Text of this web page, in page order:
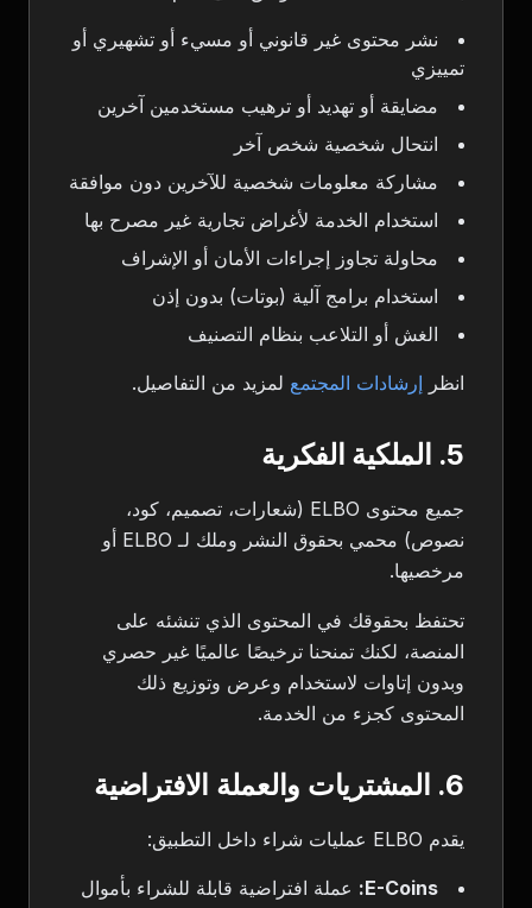
نشر محتوى غير قانوني أو مسيء أو تشهيري أو
تمييزي
مضايقة أو تهديد أو ترهيب مستخدمين آخرين
انتحال شخصية شخص آخر
مشاركة معلومات شخصية للآخرين دون موافقة
استخدام الخدمة لأغراض تجارية غير مصرح بها
محاولة تجاوز إجراءات الأمان أو الإشراف
استخدام برامج آلية (بوتات) بدون إذن
الغش أو التلاعب بنظام التصنيف
انظر إرشادات المجتمع لمزيد من التفاصيل.
5. الملكية الفكرية
جميع محتوى ELBO (شعارات، تصميم، كود،
نصوص) محمي بحقوق النشر وملك لـ ELBO أو
مرخصيها.
تحتفظ بحقوقك في المحتوى الذي تنشئه على
المنصة، لكنك تمنحنا ترخيصًا عالميًا غير حصري
وبدون إتاوات لاستخدام وعرض وتوزيع ذلك
المحتوى كجزء من الخدمة.
6. المشتريات والعملة الافتراضية
يقدم ELBO عمليات شراء داخل التطبيق:
E-Coins:
عملة افتراضية قابلة للشراء بأموال